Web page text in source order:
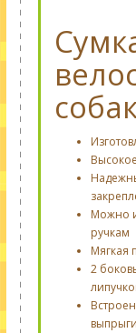
Можно
ручкам
Мягкая
2